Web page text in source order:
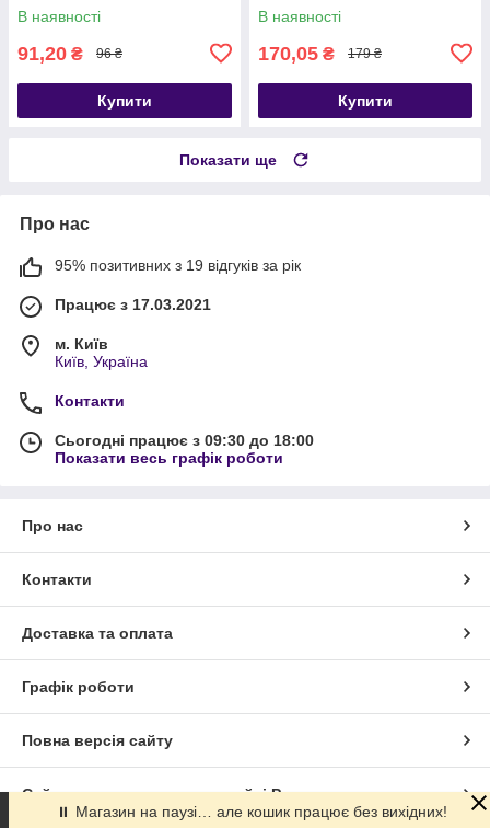
В наявності
91,20 ₴ 96 ₴
Купити
В наявності
170,05 ₴ 179 ₴
Купити
Показати ще
Про нас
95% позитивних з 19 відгуків за рік
Працює з 17.03.2021
м. Київ
Київ, Україна
Контакти
Сьогодні працює з 09:30 до 18:00
Показати весь графік роботи
Про нас
Контакти
Доставка та оплата
Графік роботи
Повна версія сайту
Сайт створено на маркетплейсіProm.ua
⏸ Магазин на паузі… але кошик працює без вихідних!